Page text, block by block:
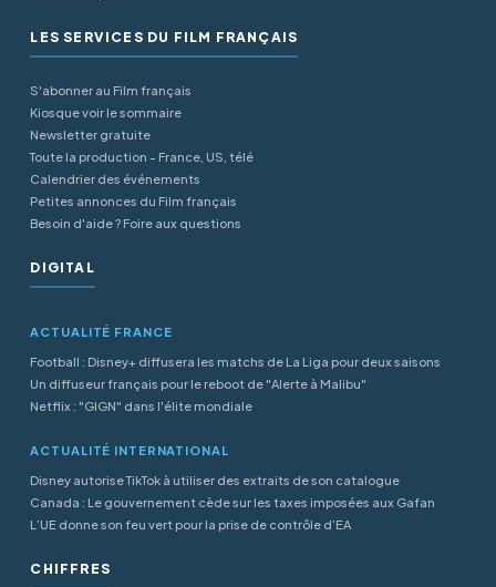
LES SERVICES DU FILM FRANÇAIS
S'abonner au Film français
Kiosque voir le sommaire
Newsletter gratuite
Toute la production - France, US, télé
Calendrier des événements
Petites annonces du Film français
Besoin d'aide ? Foire aux questions
DIGITAL
ACTUALITÉ FRANCE
Football : Disney+ diffusera les matchs de La Liga pour deux saisons
Un diffuseur français pour le reboot de "Alerte à Malibu"
Netflix : "GIGN" dans l'élite mondiale
ACTUALITÉ INTERNATIONAL
Disney autorise TikTok à utiliser des extraits de son catalogue
Canada : Le gouvernement cède sur les taxes imposées aux Gafan
L’UE donne son feu vert pour la prise de contrôle d’EA
CHIFFRES